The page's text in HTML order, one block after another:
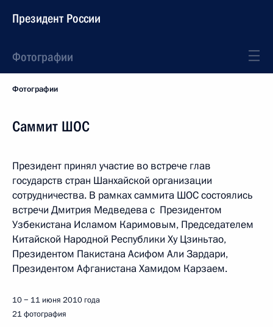
Президент России
Фотографии
Фотографии
Саммит ШОС
Президент принял участие во встрече глав
государств стран Шанхайской организации
сотрудничества. В рамках саммита ШОС состоялись
встречи Дмитрия Медведева с Президентом
Узбекистана Исламом Каримовым, Председателем
Китайской Народной Республики Ху Цзиньтао,
Президентом Пакистана Асифом Али Зардари,
Президентом Афганистана Хамидом Карзаем.
10 − 11 июня 2010 года
21 фотография